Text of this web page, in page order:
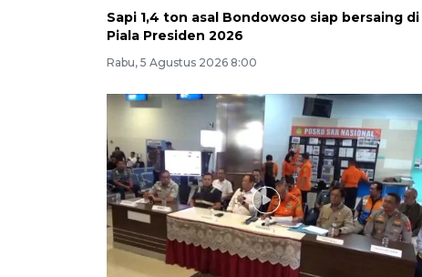
Sapi 1,4 ton asal Bondowoso siap bersaing di
Piala Presiden 2026
Rabu, 5 Agustus 2026 8:00